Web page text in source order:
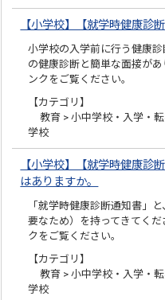
【小学校】【就学時健康診
小学校の入学前に行う健康
の健康診断と簡単な面接が
ンクをご覧ください。
【カテゴリ】
教育 > 小中学校・入学・
学校
【小学校】【就学時健康診
はありますか。
「就学時健康診断通知書」
要なため）を持ってきてく
クをご覧ください。
【カテゴリ】
教育 > 小中学校・入学・
学校